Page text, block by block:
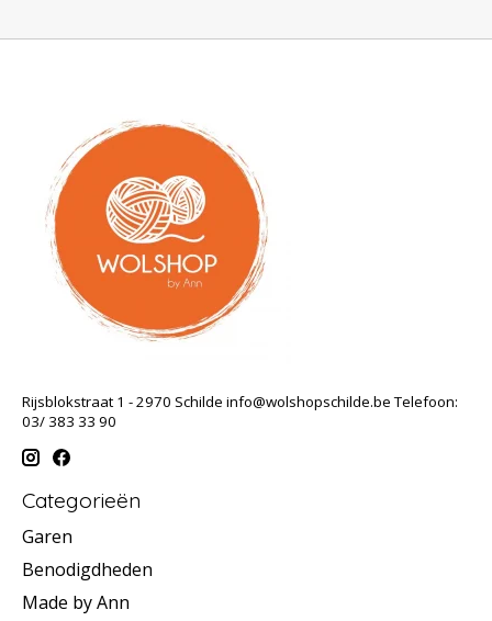
Rijsblokstraat 1 - 2970 Schilde info@wolshopschilde.beTelefoon:
03/ 383 33 90
Categorieën
Garen
Benodigdheden
Made by Ann